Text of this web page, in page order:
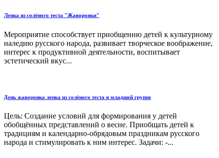
Лепка из солёного теста "Жаворонки"
Мероприятие способствует приобщению детей к культурному
наледию русского народа, развивает творческое воображение,
интерес к продуктивной деятельности, воспитывает
эстетический вкус...
День жаворонка лепка из солёного теста в младшей группе
Цель: Создание условий для формирования у детей
обобщённых представлений о весне. Приобщать детей к
традициям и календарно-обрядовым праздникам русского
народа и стимулировать к ним интерес. Задачи: -...